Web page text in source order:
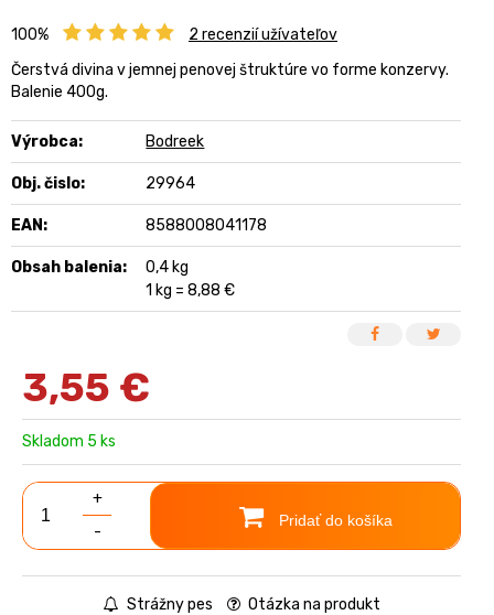
100% 2 recenzií užívateľov
Čerstvá divina v jemnej penovej štruktúre vo forme konzervy.
Balenie 400g.
Výrobca: Bodreek
Obj. čislo: 29964
EAN: 8588008041178
Obsah balenia:
0,4 kg
1 kg = 8,88 €
3,55 €
Skladom 5 ks
+
-
Pridať do košíka
Strážny pes Otázka na produkt